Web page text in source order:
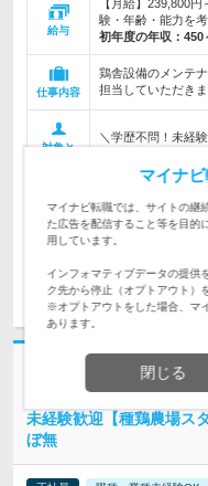
給与
【月給】239,800
験・年齢・能力を
初年度の年収： 450
仕事内容
鶏舎設備のメンテ
担当していただきま
対象と
＼学歴不問！未経
企業データ
設立：1969年7月／本社所在地
求人詳細を見る
志望動機・自己PR不要
未経験歓迎【種鶏農場ス
ぼ無
マイナ
マイナビ転職では、サイトの継
た広告を配信すること等を目的
用しています。
インフォマティブデータの提供
ク先から停止（オプトアウト）
※オプトアウトをした場合、マ
あります。
閉じる